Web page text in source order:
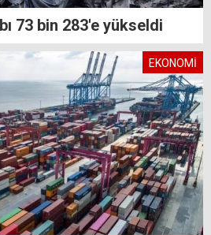
73 bin 283'e yükseldi
EKONOMİ